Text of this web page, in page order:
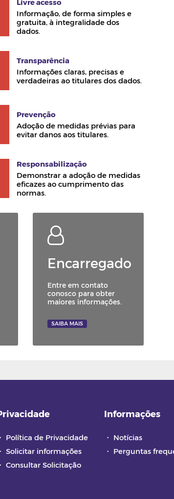
Livre acesso
Informação, de forma simples e
gratuita, à integralidade dos
dados.
Transparência
Informações claras, precisas e
verdadeiras ao titulares dos dados.
Prevenção
Adoção de medidas prévias para
evitar danos aos titulares.
Responsabilização
Demonstrar a adoção de medidas
eficazes ao cumprimento das
normas.
Encarregado
Entre em contato
conosco para obter
maiores informações.
SAIBA MAIS
・ Política de Privacidade
・ Solicitar informações
・ Consultar Solicitação
Informações
・ Notícias
・ Perguntas